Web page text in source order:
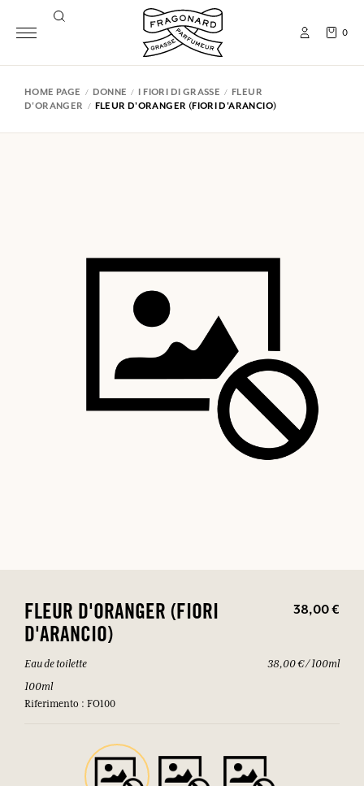
0
HOME PAGE DONNE I FIORI DI GRASSE
FLEUR
D'ORANGER
FLEUR D'ORANGER (FIORI D'ARANCIO)
FLEUR D'ORANGER (FIORI
D'ARANCIO)
38,00 €
Eau de toilette
100ml
Riferimento : FO100
38,00 € / 100ml